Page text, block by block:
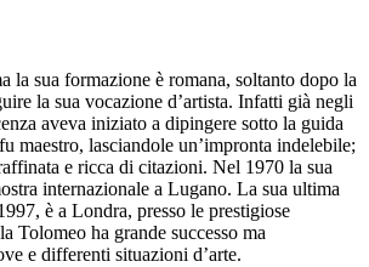
la sua formazione è romana, soltanto dopo la
la sua vocazione d’artista. Infatti già negli
aveva iniziato a dipingere sotto la guida
maestro, lasciandole un’impronta indelebile;
e ricca di citazioni. Nel 1970 la sua
internazionale a Lugano. La sua ultima
è a Londra, presso le prestigiose
Tolomeo ha grande successo ma
e differenti situazioni d’arte.